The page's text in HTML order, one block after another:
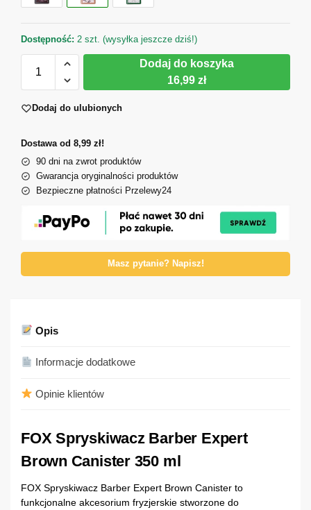
Dostępność: 2 szt. (wysyłka jeszcze dziś!)
Dodaj do koszyka
16,99 zł
Dodaj do ulubionych
Dostawa od 8,99 zł!
90 dni na zwrot produktów
Gwarancja oryginalności produktów
Bezpieczne płatności Przelewy24
Masz pytanie? Napisz!
Opis
Informacje dodatkowe
Opinie klientów
FOX Spryskiwacz Barber Expert
Brown Canister 350 ml
FOX Spryskiwacz Barber Expert Brown Canister to
funkcjonalne akcesorium fryzjerskie stworzone do